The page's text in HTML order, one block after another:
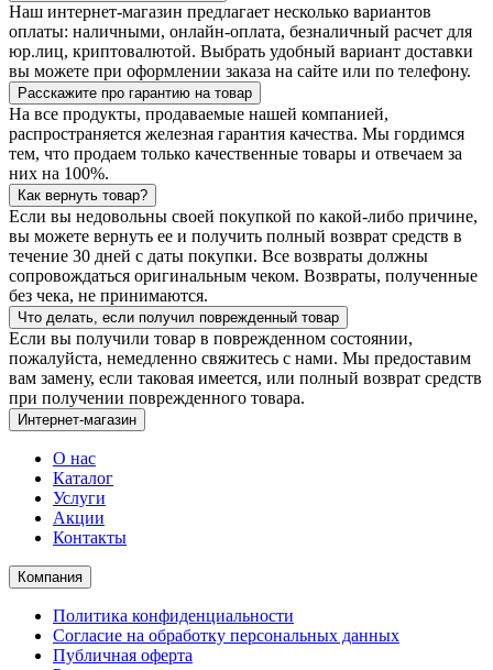
Наш интернет-магазин предлагает несколько вариантов
оплаты: наличными, онлайн-оплата, безналичный расчет для
юр.лиц, криптовалютой. Выбрать удобный вариант доставки
вы можете при оформлении заказа на сайте или по телефону.
Расскажите про гарантию на товар
На все продукты, продаваемые нашей компанией,
распространяется железная гарантия качества. Мы гордимся
тем, что продаем только качественные товары и отвечаем за
них на 100%.
Как вернуть товар?
Если вы недовольны своей покупкой по какой-либо причине,
вы можете вернуть ее и получить полный возврат средств в
течение 30 дней с даты покупки. Все возвраты должны
сопровождаться оригинальным чеком. Возвраты, полученные
без чека, не принимаются.
Что делать, если получил поврежденный товар
Если вы получили товар в поврежденном состоянии,
пожалуйста, немедленно свяжитесь с нами. Мы предоставим
вам замену, если таковая имеется, или полный возврат средств
при получении поврежденного товара.
Интернет-магазин
О нас
Каталог
Услуги
Акции
Контакты
Компания
Политика конфиденциальности
Согласие на обработку персональных данных
Публичная оферта